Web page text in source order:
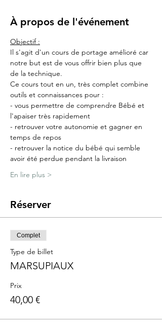
À propos de l'événement
Objectif :
Il s'agit d'un cours de portage amélioré car
notre but est de vous offrir bien plus que
de la technique.
Ce cours tout en un, très complet combine
outils et connaissances pour :
- vous permettre de comprendre Bébé et
l'apaiser très rapidement
- retrouver votre autonomie et gagner en
temps de repos
- retrouver la notice du bébé qui semble
avoir été perdue pendant la livraison
En lire plus >
Réserver
Complet
Type de billet
MARSUPIAUX
Prix
40,00 €